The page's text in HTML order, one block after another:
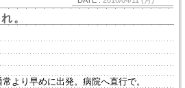
。
より早めに出発。病院へ直行で。